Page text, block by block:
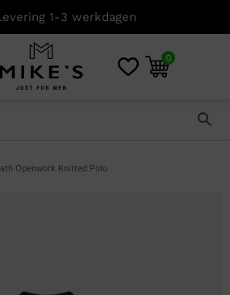
1-3 werkdagen
0
Openwork Knitted Polo